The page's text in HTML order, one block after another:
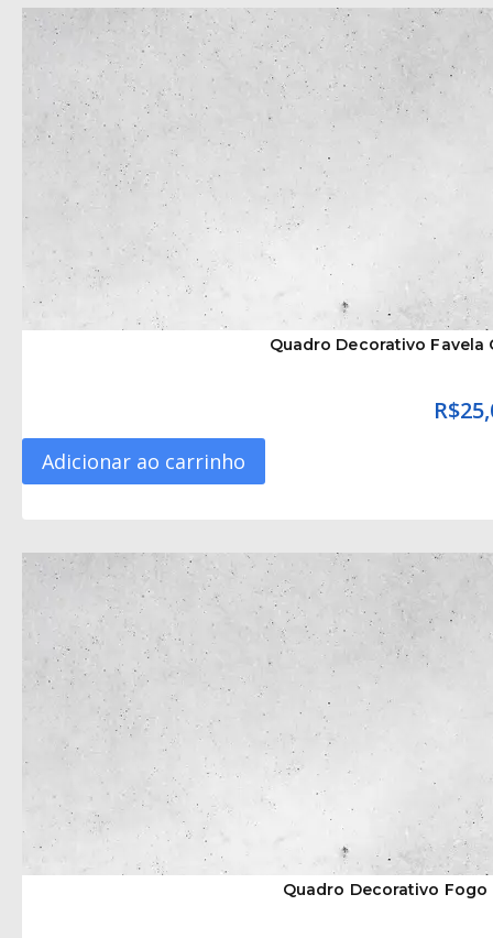
Quadro Decorativo Favela
R$
Adicionar ao carrinho
Quadro Decorativo Fogo